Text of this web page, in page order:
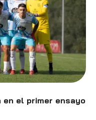
el primer ensayo